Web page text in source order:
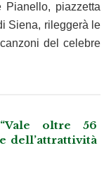
piazzetta
Siena, rileggerà le
del celebre
oltre 56
dell’attrattività